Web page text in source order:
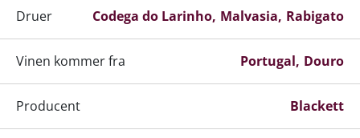
mængder kostbar gammel Tawny både rød og
hvid. Det er fra disse lagre af gammel Tawny, man i
Blackett.
Grundlæggende er stilen ny og spændende og
Druer Codega do Larinho Malvasia Rabigato
Vinen kommer fra Portugal Douro
Producent Blackett